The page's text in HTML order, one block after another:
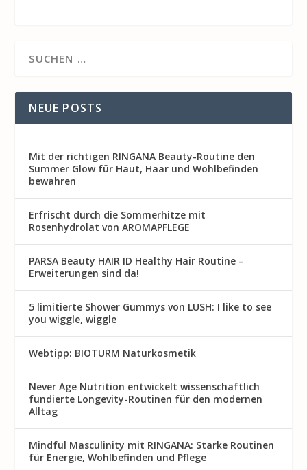
NEUE POSTS
Mit der richtigen RINGANA Beauty-Routine den
Summer Glow für Haut, Haar und Wohlbefinden
bewahren
Erfrischt durch die Sommerhitze mit
Rosenhydrolat von AROMAPFLEGE
PARSA Beauty HAIR ID Healthy Hair Routine –
Erweiterungen sind da!
5 limitierte Shower Gummys von LUSH: I like to see
you wiggle, wiggle
Webtipp: BIOTURM Naturkosmetik
Never Age Nutrition entwickelt wissenschaftlich
fundierte Longevity-Routinen für den modernen
Alltag
Mindful Masculinity mit RINGANA: Starke Routinen
für Energie, Wohlbefinden und Pflege